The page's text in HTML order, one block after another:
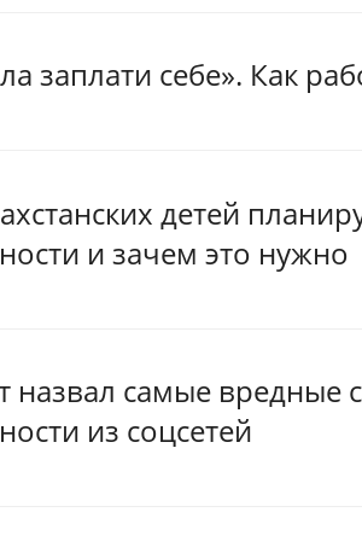
заплати себе». Как
детей
и зачем это нужно
назвал самые вредные
из соцсетей